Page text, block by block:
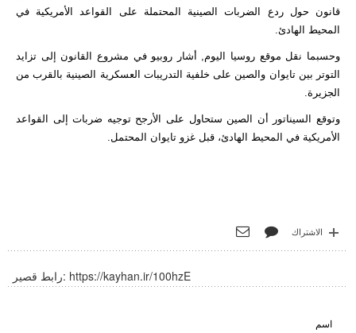
قانون حول ردع الضربات الصينية المحتملة على القواعد الأمريكية في
المحيط الهادئ.
وحسبما نقل موقع روسيا اليوم, أشار روبيو في مشروع القانون إلى تزايد
التوتر بين تايوان والصين على خلفية التدريبات العسكرية الصينية بالقرب من
الجزيرة.
وتوقع السيناتور أن الصين ستحاول على الأرجح توجيه ضربات إلى القواعد
الأمريكية في المحيط الهادئ، قبل غزو تايوان المحتمل.
الاشتراك
رابط قصير: https://kayhan.ir/100hzE
اسم